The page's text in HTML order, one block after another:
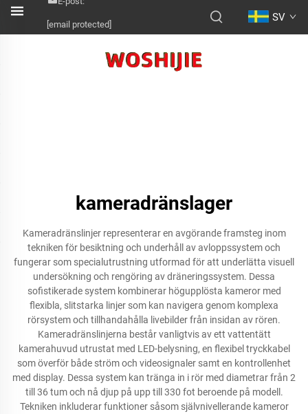
[email protected]
SV
kameradränslager
Kameradränslinjer representerar en avgörande framsteg inom
tekniken för besiktning och underhåll av avloppssystem och
fungerar som specialutrustning utformad för att underlätta visuell
undersökning och rengöring av dräneringssystem. Dessa
sofistikerade system kombinerar högupplösta kameror med
flexibla, slitstarka linjer som kan navigera genom komplexa
rörsystem och tillhandahålla livebilder från insidan av rören.
Kameradränslinjerna består vanligtvis av ett vattentätt
kamerahuvud utrustat med LED-belysning, en flexibel tryckkabel
som överför både ström och videosignaler samt en kontrollenhet
med display. Dessa system kan tränga in i rör med diametrar från 2
till 36 tum och nå djup på upp till 330 fot beroende på modell.
Tekniken inkluderar funktioner såsom självnivellerande kameror